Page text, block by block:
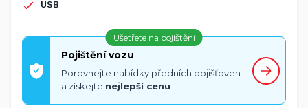
USB
Ušetřete na pojištění
Pojištění vozu
Porovnejte nabídky předních pojišťoven
a získejte nejlepší cenu